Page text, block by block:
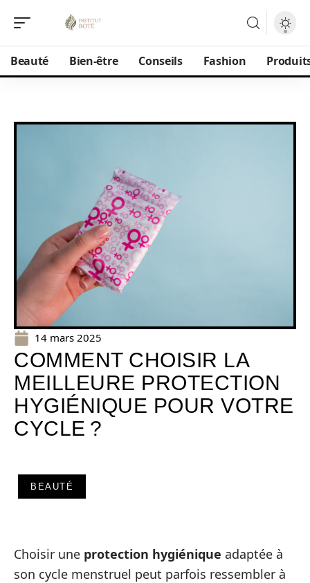
Beauté Bien-être Conseils Fashion
14 mars 2025
COMMENT CHOISIR LA
MEILLEURE PROTECTION
HYGIÉNIQUE POUR VOTRE
CYCLE ?
BEAUTÉ
Choisir une protection hygiénique adaptée à
son cycle menstruel peut parfois ressembler à